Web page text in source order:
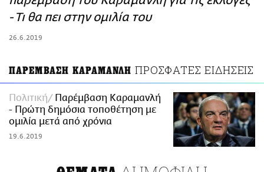
ΑΜΠΑ
- Τι θα πει στην ομιλία του
26.6.2019
ΠΑΡΕΜΒΑΣΗ ΚΑΡΑΜΑΝΛΗ ΠΡΟΣΦΑΤΕΣ ΕΙΔΗΣΕΙΣ
Πολιτική
Παρέμβαση Καραμανλή
- Πρώτη δημόσια τοποθέτηση με
ομιλία μετά από χρόνια
19.6.2019